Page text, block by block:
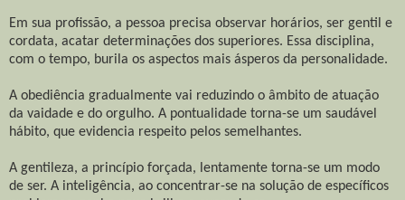
Em sua profissão, a pessoa precisa observar horários, ser gentil e
cordata, acatar determinações dos superiores. Essa disciplina,
com o tempo, burila os aspectos mais ásperos da personalidade.
A obediência gradualmente vai reduzindo o âmbito de atuação
da vaidade e do orgulho. A pontualidade torna-se um saudável
hábito, que evidencia respeito pelos semelhantes.
A gentileza, a princípio forçada, lentamente torna-se um modo
de ser. A inteligência, ao concentrar-se na solução de específicos